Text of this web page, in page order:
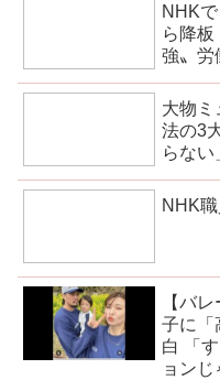
NHK
ら降
強〟労
大物ミ
法の3
らない
NHK
【バ
子に「
白 「
ョンじ